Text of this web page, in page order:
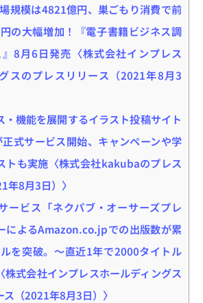
規模は4821億円、巣ごもり消費で前
の大幅増加！『電子書籍ビジネス調
8月6日発売〈株式会社インプレス
スのプレスリリース（2021年8月3
・機能を展開するイラスト投稿サイト
正式サービス開始、キャンペーンや学
トも実施〈株式会社kakubaのプレス
年8月3日）〉
ービス「ネクパブ・オーサーズプレ
によるAmazon.co.jpでの出版数が累
を突破。〜直近1年で2000タイトル
株式会社インプレスホールディングス
（2021年8月3日）〉